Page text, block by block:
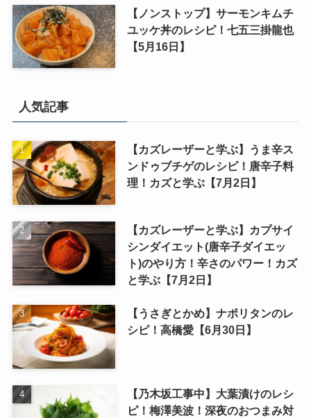
【ノンストップ】サーモンキムチ
ユッケ丼のレシピ！七五三掛龍也
【5月16日】
人気記事
【カズレーザーと学ぶ】うま辛ス
ンドゥブチゲのレシピ！唐辛子料
理！カズと学ぶ【7月2日】
【カズレーザーと学ぶ】カプサイ
シンダイエット(唐辛子ダイエッ
ト)のやり方！辛さのパワー！カズ
と学ぶ【7月2日】
【うさぎとかめ】ナポリタンのレ
シピ！高橋愛【6月30日】
【乃木坂工事中】大葉漬けのレシ
ピ！梅澤美波！深夜のおつまみ対